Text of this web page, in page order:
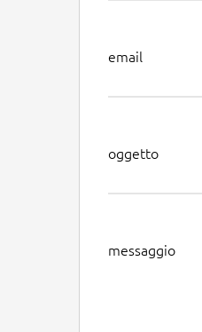
email
oggetto
messaggio